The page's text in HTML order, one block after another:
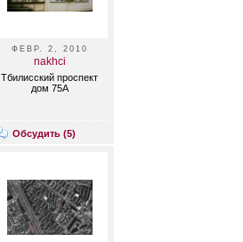
ФЕВР. 2, 2010
nakhci
Тбилисский проспект
дом 75А
Обсудить (5)